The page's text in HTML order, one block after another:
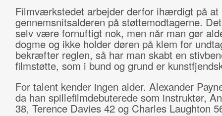
Filmværkstedet arbejder derfor ihærdigt på at
gennemsnitsalderen på støttemodtagerne.
selv være fornuftigt nok, men når man gør
dogme og ikke holder døren på klem for
bekræfter reglen, så har man skabt en
filmstøtte, som i bund og grund er
For talent kender ingen alder. Alexander
da han spillefilmdebuterede som instruktør,
38, Terence Davies 42 og Charles Laughton